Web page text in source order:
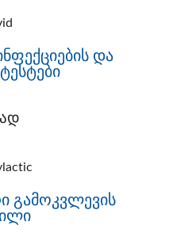
და
გამოკვლევის